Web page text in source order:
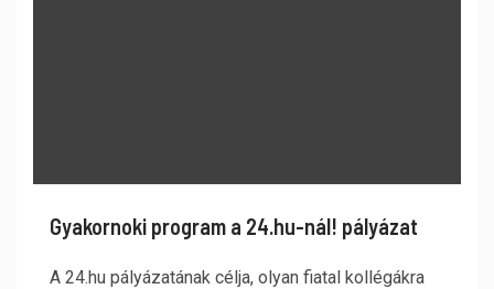
Gyakornoki program a 24.hu-nál! pályázat
A 24.hu pályázatának célja, olyan fiatal kollégákra